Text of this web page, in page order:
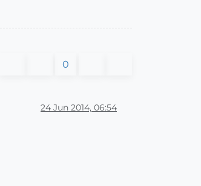
0
24 Jun 2014, 06:54